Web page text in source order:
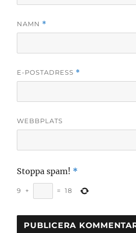
NAMN *
E-POSTADRESS *
WEBBPLATS
Stoppa spam! *
9 + = 18